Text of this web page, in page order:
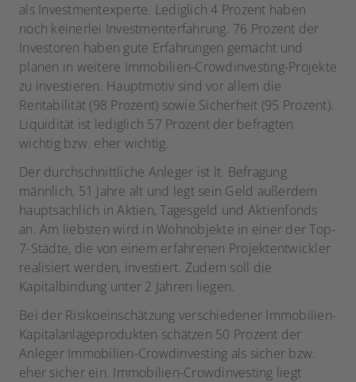
als Investmentexperte. Lediglich 4 Prozent haben
noch keinerlei Investmenterfahrung. 76 Prozent der
Investoren haben gute Erfahrungen gemacht und
planen in weitere Immobilien-Crowdinvesting-Projekte
zu investieren. Hauptmotiv sind vor allem die
Rentabilität (98 Prozent) sowie Sicherheit (95 Prozent).
Liquidität ist lediglich 57 Prozent der befragten
wichtig bzw. eher wichtig.
Der durchschnittliche Anleger ist lt. Befragung
männlich, 51 Jahre alt und legt sein Geld außerdem
hauptsächlich in Aktien, Tagesgeld und Aktienfonds
an. Am liebsten wird in Wohnobjekte in einer der Top-
7-Städte, die von einem erfahrenen Projektentwickler
realisiert werden, investiert. Zudem soll die
Kapitalbindung unter 2 Jahren liegen.
Bei der Risikoeinschätzung verschiedener Immobilien-
Kapitalanlageprodukten schätzen 50 Prozent der
Anleger Immobilien-Crowdinvesting als sicher bzw.
eher sicher ein. Immobilien-Crowdinvesting liegt